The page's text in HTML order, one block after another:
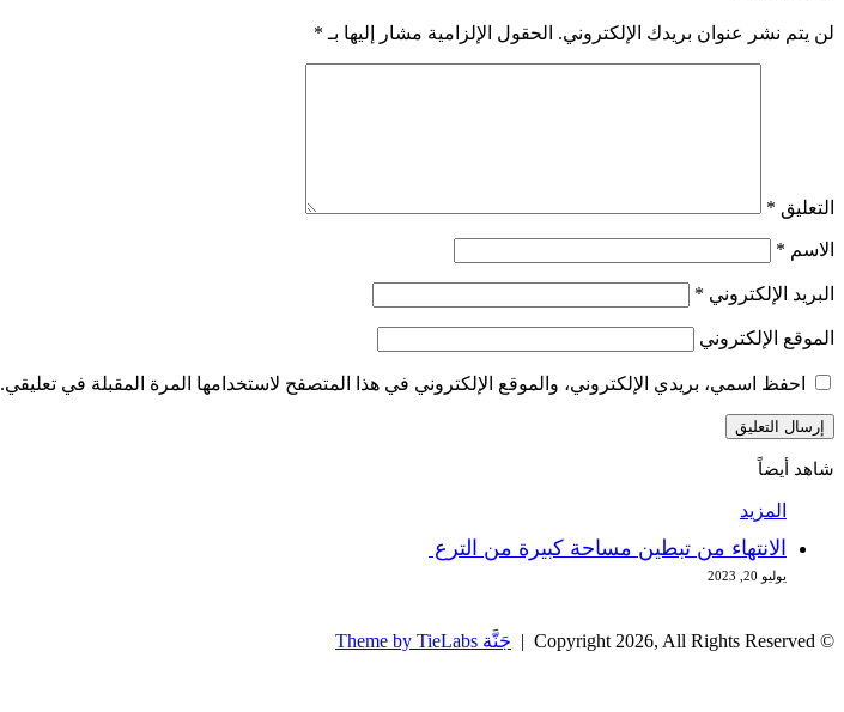
لن يتم نشر عنوان بريدك الإلكتروني. الحقول الإلزامية مشار إليها بـ *
التعليق *
الاسم *
البريد الإلكتروني *
الموقع الإلكتروني
احفظ اسمي، بريدي الإلكتروني، والموقع الإلكتروني في هذا المتصفح لاستخدامها المرة المقبلة في تعليقي.
شاهد أيضاً
المزيد
الانتهاء من تبطين مساحة كبيرة من الترع
يوليو 20, 2023
© Copyright 2026, All Rights Reserved |
جَنَّة Theme by TieLabs